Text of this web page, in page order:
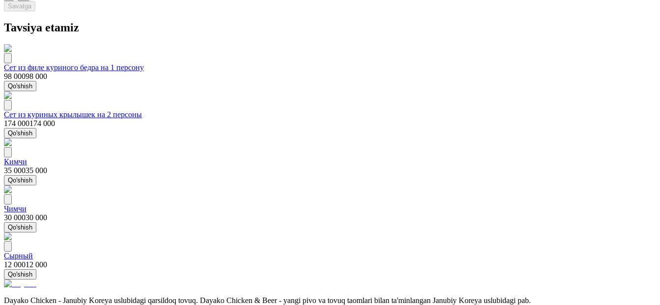
Savatga
Tavsiya etamiz
Сет из филе куриного бедра на 1 персону
98 00098 000
Qo'shish
Сет из куриных крылышек на 2 персоны
174 000174 000
Qo'shish
Кимчи
35 00035 000
Qo'shish
Чимчи
30 00030 000
Qo'shish
Сырный
12 00012 000
Qo'shish
Dayako Chicken - Janubiy Koreya uslubidagi qarsildoq tovuq. Dayako Chicken & Beer - yangi pivo va tovuq taomlari bilan ta'minlangan Janubiy Koreya uslubidagi pab.